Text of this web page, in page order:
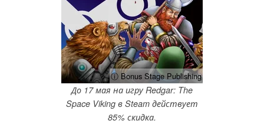
ⓘ Bonus Stage Publishing
До 17 мая на игру Redgar: The
Space Viking в Steam действует
85% скидка.